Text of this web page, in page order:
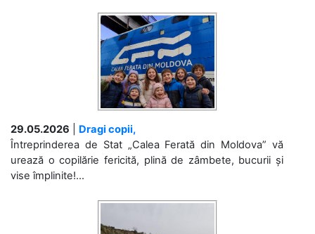
29.05.2026
Dragi copii,
Întreprinderea de Stat „Calea Ferată din Moldova” vă
urează o copilărie fericită, plină de zâmbete, bucurii și
vise împlinite!...